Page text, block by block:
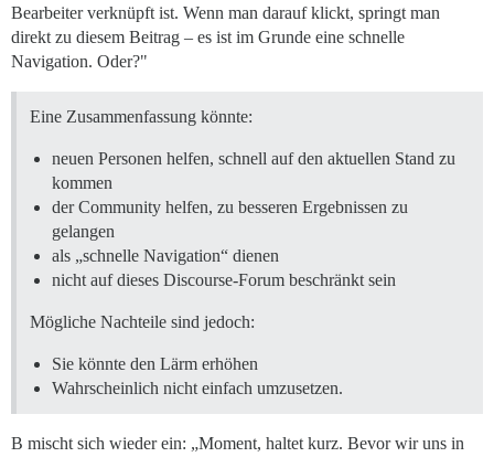
Bearbeiter verknüpft ist. Wenn man darauf klickt, springt man
direkt zu diesem Beitrag – es ist im Grunde eine schnelle
Navigation. Oder?"
Eine Zusammenfassung könnte:
neuen Personen helfen, schnell auf den aktuellen Stand zu
kommen
der Community helfen, zu besseren Ergebnissen zu
gelangen
als „schnelle Navigation“ dienen
nicht auf dieses Discourse-Forum beschränkt sein
Mögliche Nachteile sind jedoch:
Sie könnte den Lärm erhöhen
Wahrscheinlich nicht einfach umzusetzen.
B mischt sich wieder ein: „Moment, haltet kurz. Bevor wir uns in